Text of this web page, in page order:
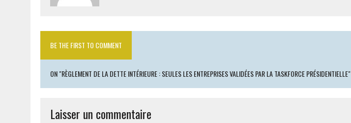
BE THE FIRST TO COMMENT
ON "RÈGLEMENT DE LA DETTE INTÉRIEURE : SEULES LES ENTREPRISES VALIDÉES PAR LA TASKFORCE PRÉSIDENTIELLE"
Laisser un commentaire